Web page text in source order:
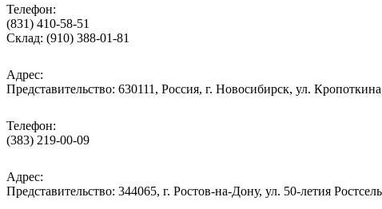
Телефон:
(831) 410-58-51
Склад: (910) 388-01-81
Адрес:
Представительство: 630111, Россия, г. Новосибирск, ул.
Телефон:
(383) 219-00-09
Адрес:
Представительство: 344065, г. Ростов-на-Дону, ул. 50-летия